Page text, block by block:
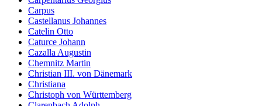
Carpus
Castellanus Johannes
Catelin Otto
Caturce Johann
Cazalla Augustin
Chemnitz Martin
Christian III. von Dänemark
Christiana
Christoph von Württemberg